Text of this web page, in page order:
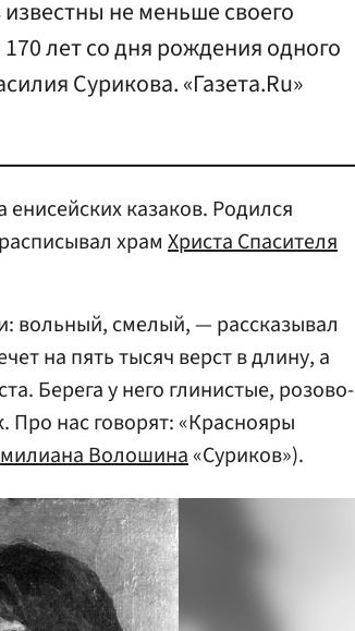
не меньше своего
лет со дня рождения одного
Сурикова. «Газета.Ru»
енисейских казаков. Родился
храм Христа Спасителя
вольный, смелый, — рассказывал
на пять тысяч верст в длину, а
Берега у него глинистые, розово-
нас говорят: «Краснояры
Волошина«Суриков»).